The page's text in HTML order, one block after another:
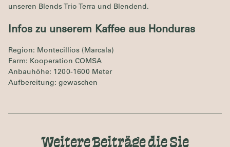
unseren Blends Trio Terra und Blendend.
Infos zu unserem Kaffee aus Honduras
Region: Montecillios (Marcala)
Farm: Kooperation COMSA
Anbauhöhe: 1200-1600 Meter
Aufbereitung: gewaschen
Weitere Beiträge die Sie